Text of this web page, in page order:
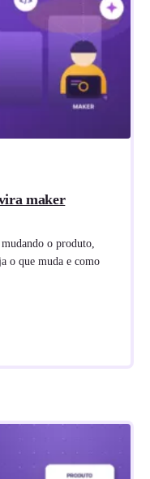
maker
o produto,
o que muda e como